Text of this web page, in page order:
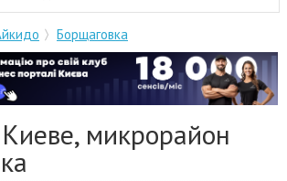
Борщаговка
микрорайон